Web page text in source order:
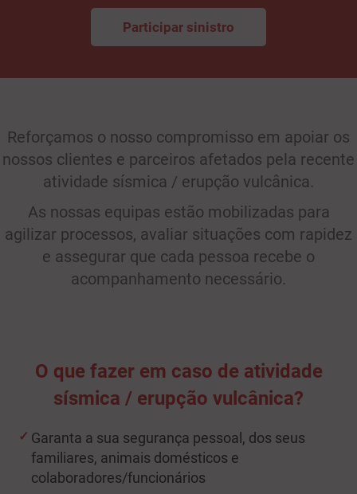
Participar sinistro
Reforçamos o nosso compromisso em apoiar os
nossos clientes e parceiros afetados pela recente
atividade sísmica / erupção vulcânica.
As nossas equipas estão mobilizadas para
agilizar processos, avaliar situações com rapidez
e assegurar que cada pessoa recebe o
acompanhamento necessário.
O que fazer em caso de atividade
sísmica / erupção vulcânica?
Garanta a sua segurança pessoal, dos seus
familiares, animais domésticos e
colaboradores/funcionários